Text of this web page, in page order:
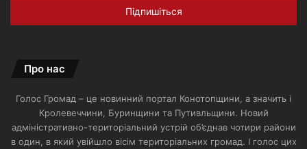
пошти
Про нас
Голос Громад – це новинний портал Конотопщини, а значить і
Кролевеччини, Буринщини та Путивльщини. Новий
адміністративно-територіальний устрій об’єднав чотири райони
в один, в який увійшло вісім територіальних громад. І голос цих